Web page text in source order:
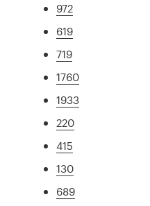
972
619
719
1760
1933
220
415
130
689